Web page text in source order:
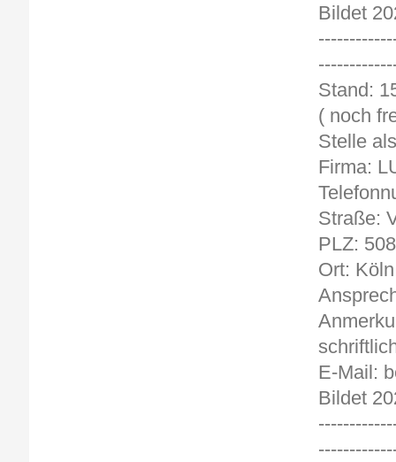
Bildet
( noch
Stelle
Firma:
Straße:
PLZ:
Ort: Köln
E-Mail:
Bildet